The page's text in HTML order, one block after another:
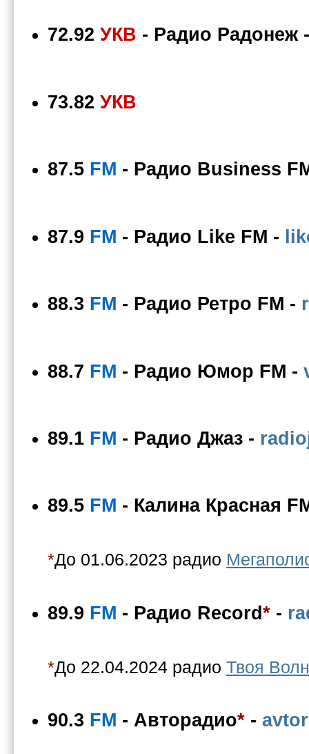
72.92 УКВ - Радио Радонеж
73.82 УКВ
87.5 FM - Радио Business
87.9 FM - Радио Like FM -
88.3 FM - Радио Ретро FM -
88.7 FM - Радио Юмор FM -
89.1 FM - Радио Джаз -
89.5 FM - Калина Красная
*До 01.06.2023 радио
89.9 FM - Радио Record * -
*До 22.04.2024 радио Твоя
90.3 FM - Авторадио* -